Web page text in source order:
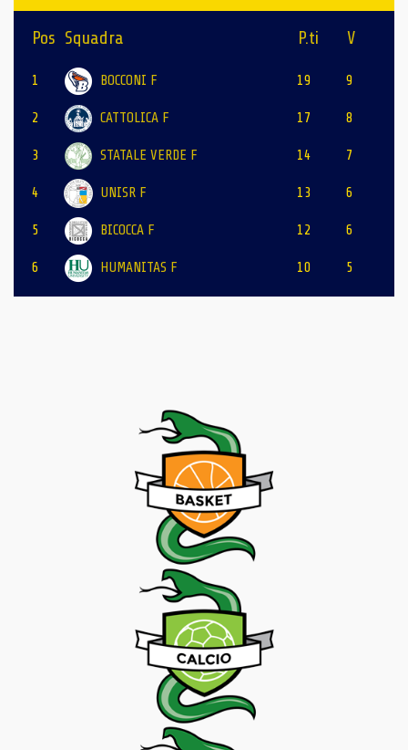
Pos Squadra P.ti V
1 BOCCONI F 19 9
2 CATTOLICA F 17 8
3 STATALE VERDE F 14 7
4 UNISR F 13 6
5 BICOCCA F 12 6
6 HUMANITAS F 10 5